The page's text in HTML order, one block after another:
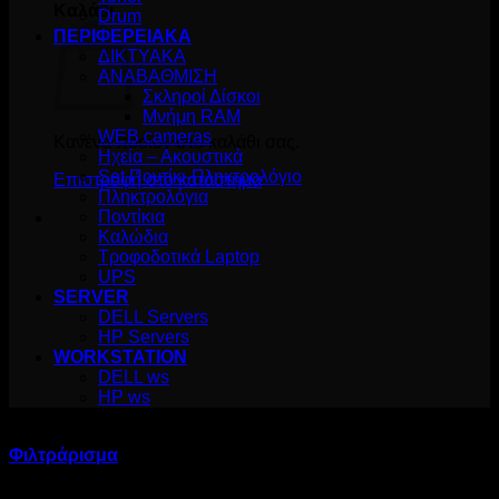
Καλάθι
Κανένα προϊόν στο καλάθι σας.
Επιστροφή στο κατάστημα
Drum
ΠΕΡΙΦΕΡΕΙΑΚΑ
ΔΙΚΤΥΑΚΑ
ΑΝΑΒΑΘΜΙΣΗ
Σκληροί Δίσκοι
Μνήμη RAM
WEB cameras
Ηχεία – Ακουστικά
Set Ποντίκι-Πληκτρολόγιο
Πληκτρολόγια
Ποντίκια
Καλώδια
Τροφοδοτικά Laptop
UPS
SERVER
DELL Servers
HP Servers
WORKSTATION
DELL ws
HP ws
Φιλτράρισμα